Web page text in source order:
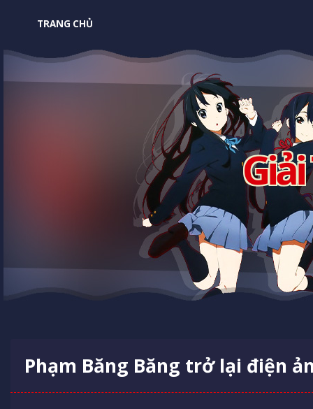
TRANG CHỦ
Phạm Băng Băng trở lại điện